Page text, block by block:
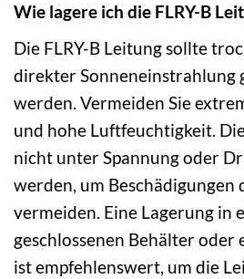
Wie lagere ich die FLRY-B
Die FLRY-B Leitung sollte
direkter Sonneneinstrahlung
werden. Vermeiden Sie
und hohe Luftfeuchtigkeit.
nicht unter Spannung oder
werden, um Beschädigungen
vermeiden. Eine Lagerung in
geschlossenen Behälter
ist empfehlenswert, um die